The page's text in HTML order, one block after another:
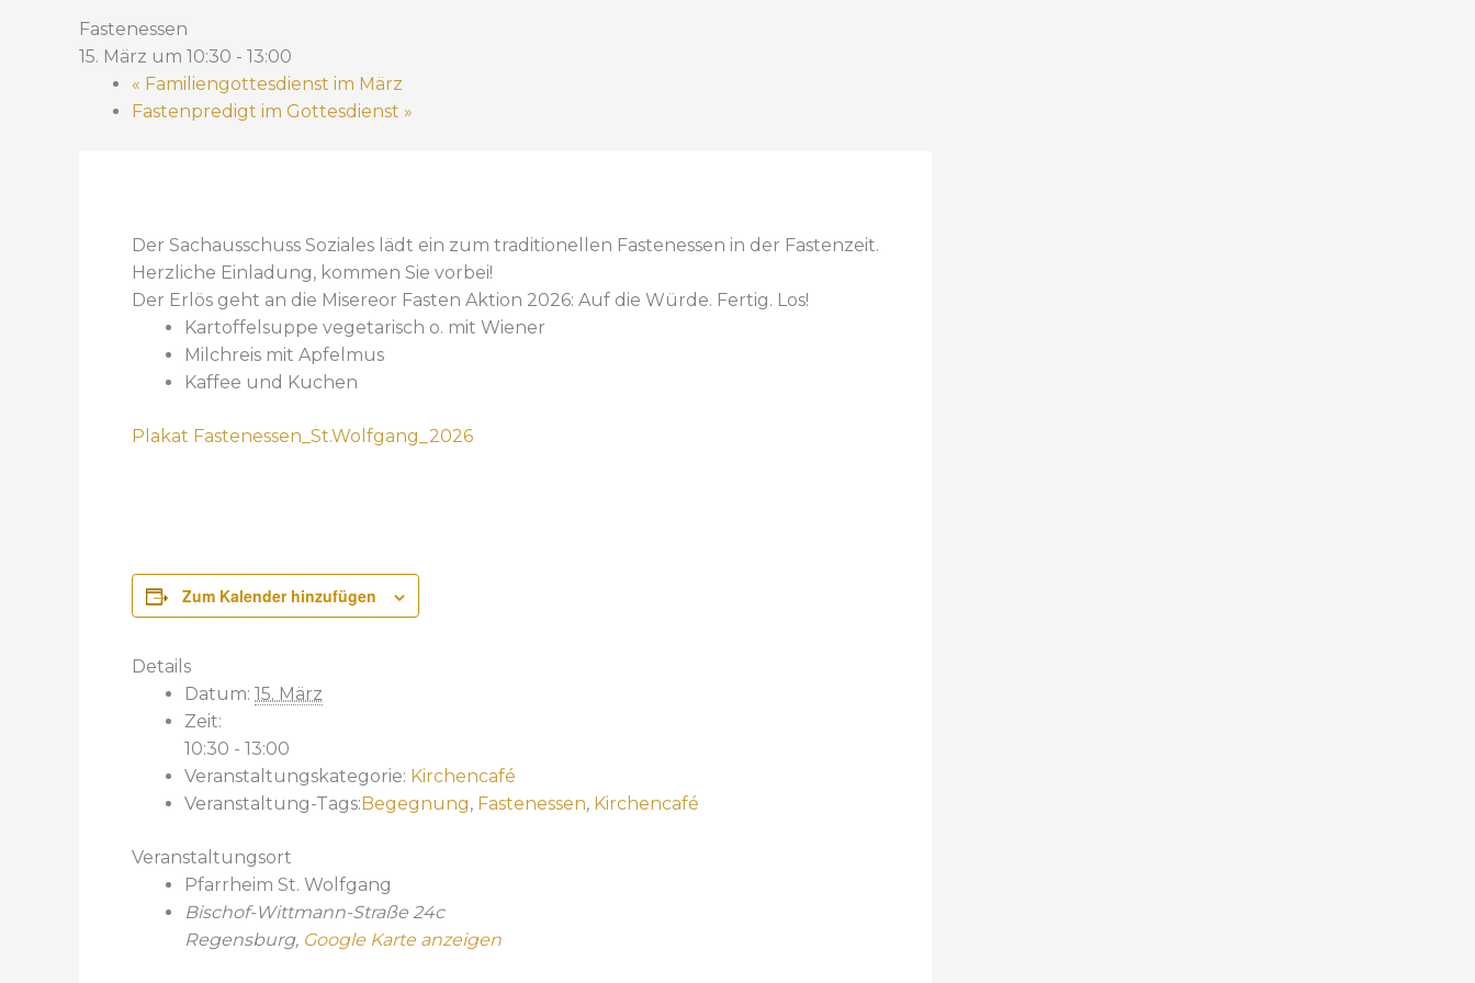
Fastenessen
15. März um 10:30 - 13:00
« Familiengottesdienst im März
Fastenpredigt im Gottesdienst »
Der Sachausschuss Soziales lädt ein zum traditionellen Fastenessen in der Fastenzeit.
Herzliche Einladung, kommen Sie vorbei!
Der Erlös geht an die Misereor Fasten Aktion 2026: Auf die Würde. Fertig. Los!
Kartoffelsuppe vegetarisch o. mit Wiener
Milchreis mit Apfelmus
Kaffee und Kuchen
Plakat Fastenessen_St.Wolfgang_2026
Zum Kalender hinzufügen
Details
Datum: 15. März
Zeit:
10:30 - 13:00
Veranstaltungskategorie: Kirchencafé
Veranstaltung-Tags:Begegnung, Fastenessen, Kirchencafé
Veranstaltungsort
Pfarrheim St. Wolfgang
Bischof-Wittmann-Straße 24c
Regensburg, Google Karte anzeigen